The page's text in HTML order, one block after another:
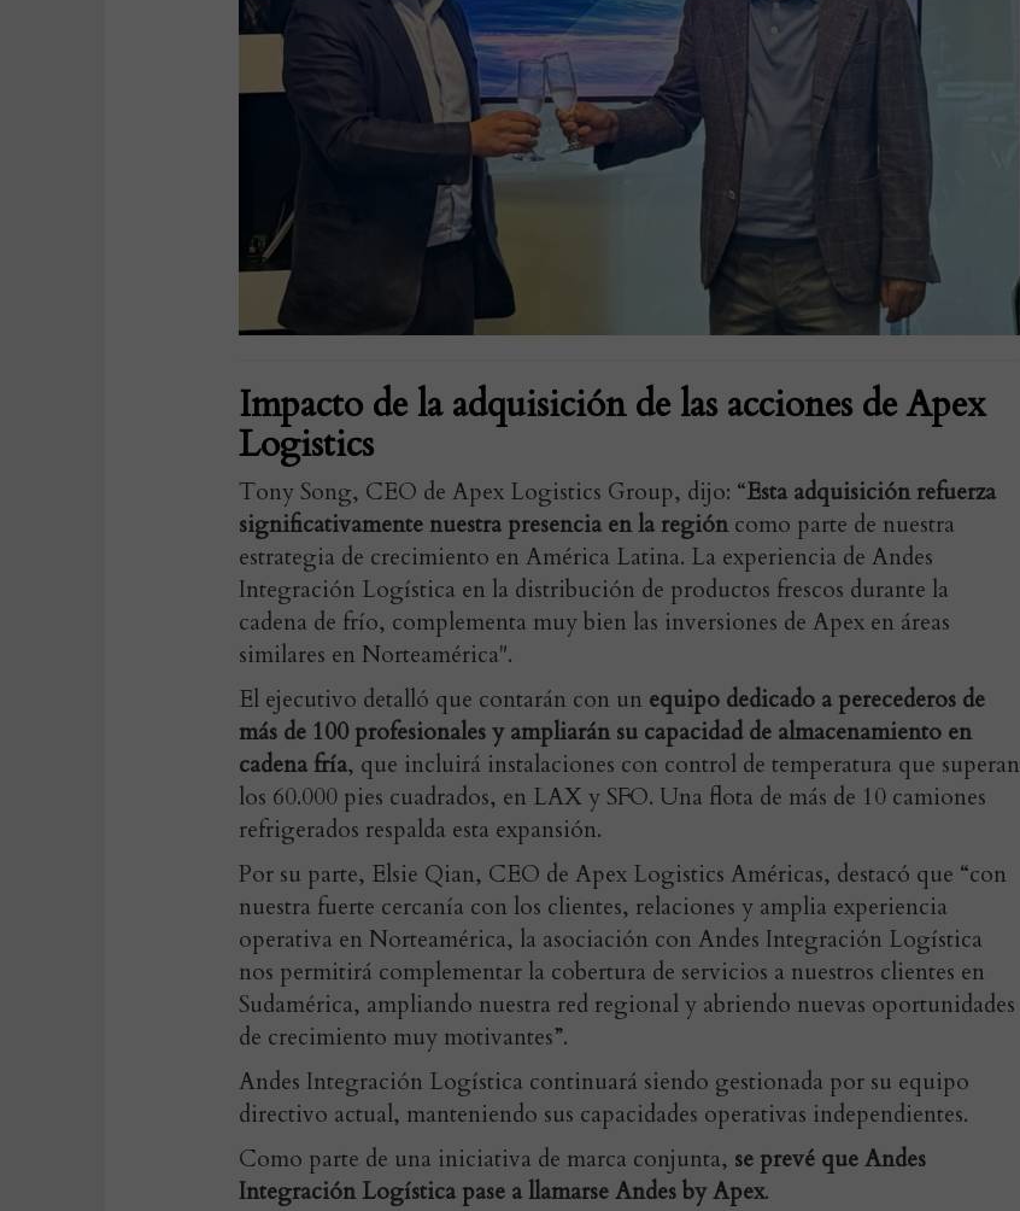
Impacto de la adquisición de las acciones de Apex
Logistics
Tony Song, CEO de Apex Logistics Group, dijo: “Esta adquisición refuerza
significativamente nuestra presencia en la regióncomo parte de nuestra
estrategia de crecimiento en América Latina. La experiencia de Andes
Integración Logística en la distribución de productos frescos durante la
cadena de frío, complementa muy bien las inversiones de Apex en áreas
similares en Norteamérica".
El ejecutivo detalló que contarán con un equipo dedicado a perecederos de
más de 100 profesionales y ampliarán su capacidad de almacenamiento en
cadena fría, que incluirá instalaciones con control de temperatura que superan
los 60.000 pies cuadrados, en LAX y SFO. Una flota de más de 10 camiones
refrigerados respalda esta expansión.
Por su parte, Elsie Qian, CEO de Apex Logistics Américas, destacó que “con
nuestra fuerte cercanía con los clientes, relaciones y amplia experiencia
operativa en Norteamérica, la asociación con Andes Integración Logística
nos permitirá complementar la cobertura de servicios a nuestros clientes en
Sudamérica, ampliando nuestra red regional y abriendo nuevas oportunidades
de crecimiento muy motivantes”.
Andes Integración Logística continuará siendo gestionada por su equipo
directivo actual, manteniendo sus capacidades operativas independientes.
Como parte de una iniciativa de marca conjunta, se prevé que Andes
Integración Logística pase a llamarse Andes by Apex.